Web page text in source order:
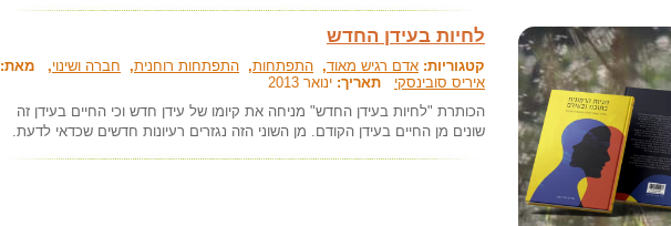
לחיות בעידן החדש
קטגוריות: אדם רגיש מאוד, התפתחות, התפתחות רוחנית, חברה ושינוי, מאת:
איריס סובינסקי תאריך: ינואר 2013
הכותרת "לחיות בעידן החדש" מניחה את קיומו של עידן חדש וכי החיים בעידן זה
שונים מן החיים בעידן הקודם. מן השוני הזה נגזרים רעיונות חדשים שכדאי לדעת.